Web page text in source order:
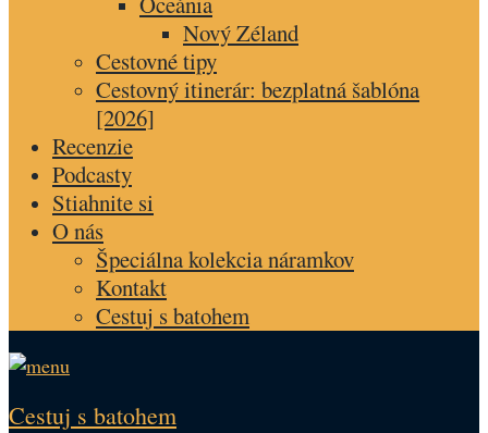
Nový Zéland
Cestovné tipy
Cestovný itinerár: bezplatná šablóna
[2026]
Recenzie
Podcasty
Stiahnite si
O nás
Špeciálna kolekcia náramkov
Kontakt
Cestuj s batohem
Cestuj s batohem